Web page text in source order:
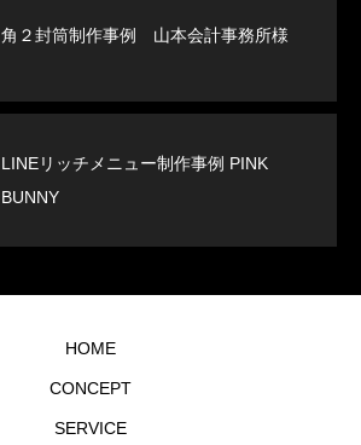
角２封筒制作事例 山本会計事務所様
LINEリッチメニュー制作事例 PINK
BUNNY
HOME
CONCEPT
SERVICE